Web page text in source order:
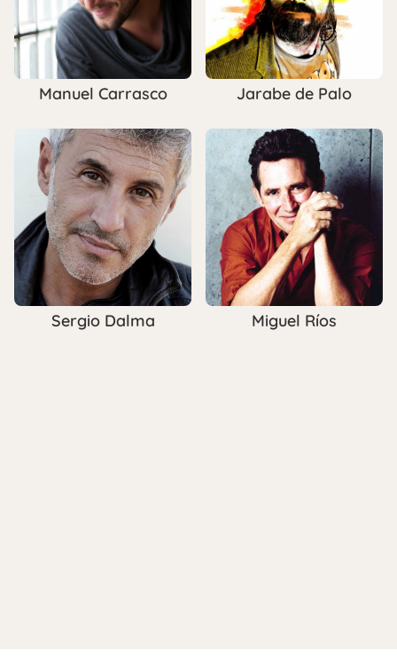
Manuel Carrasco Jarabe de Palo
Sergio Dalma Miguel Ríos